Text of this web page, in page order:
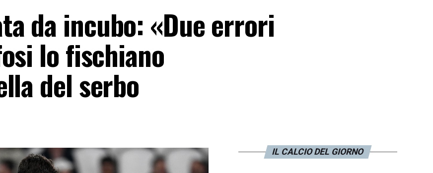
da incubo: «Due errori
lo fischiano
del serbo
IL CALCIO DEL GIORNO